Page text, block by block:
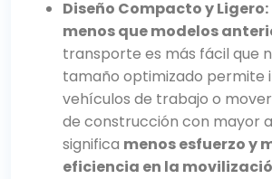
Diseño Compacto y Ligero:
menos que modelos
transporte es más fácil que
tamaño optimizado permite
vehículos de trabajo o
de construcción con mayor
significa menos esfuerzo y
eficiencia en la